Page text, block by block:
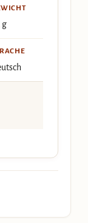
g